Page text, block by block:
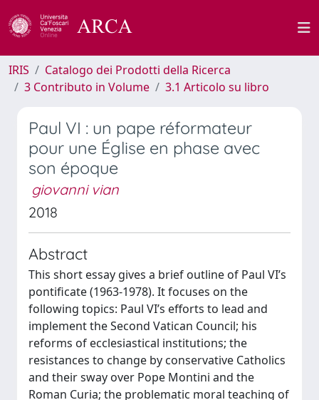
IRIS
Catalogo dei Prodotti della Ricerca
3 Contributo in Volume
3.1 Articolo su libro
Paul VI : un pape réformateur
pour une Église en phase avec
son époque
giovanni vian
2018
Abstract
This short essay gives a brief outline of Paul VI’s
pontificate (1963-1978). It focuses on the
following topics: Paul VI’s efforts to lead and
implement the Second Vatican Council; his
reforms of ecclesiastical institutions; the
resistances to change by conservative Catholics
and their sway over Pope Montini and the
Roman Curia; the problematic moral teaching of